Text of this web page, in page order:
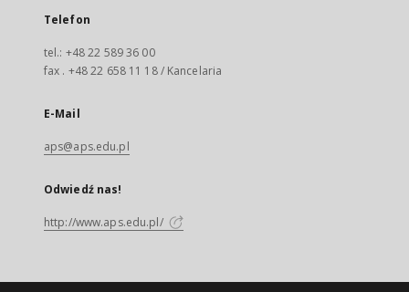
Telefon
tel.: +48 22 589 36 00
fax . +48 22 658 11 18 / Kancelaria
E-Mail
aps@aps.edu.pl
Odwiedź nas!
http://www.aps.edu.pl/